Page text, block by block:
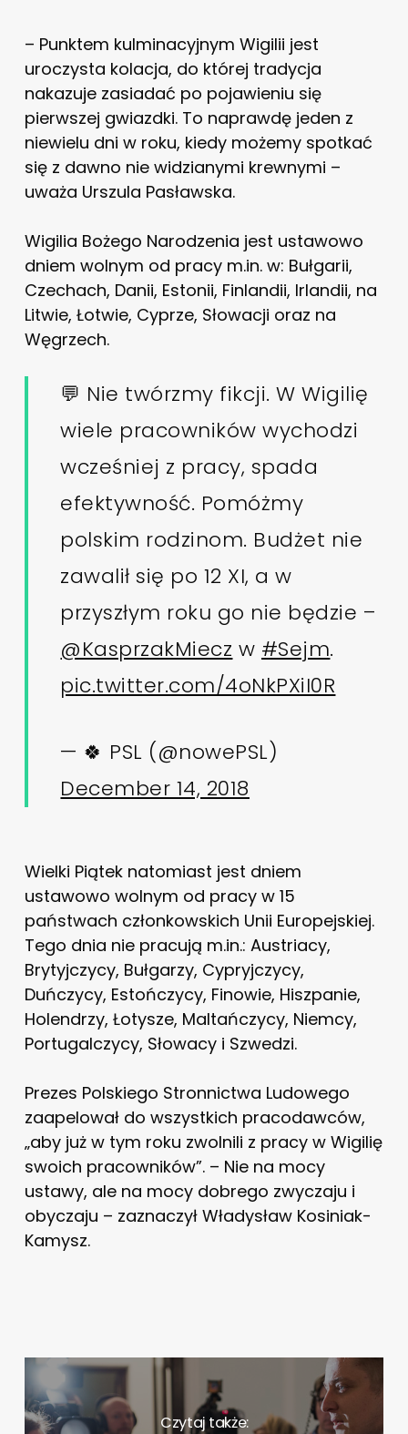
– Punktem kulminacyjnym Wigilii jest
uroczysta kolacja, do której tradycja
nakazuje zasiadać po pojawieniu się
pierwszej gwiazdki. To naprawdę jeden z
niewielu dni w roku, kiedy możemy spotkać
się z dawno nie widzianymi krewnymi –
uważa Urszula Pasławska.
Wigilia Bożego Narodzenia jest ustawowo
dniem wolnym od pracy m.in. w: Bułgarii,
Czechach, Danii, Estonii, Finlandii, Irlandii, na
Litwie, Łotwie, Cyprze, Słowacji oraz na
Węgrzech.
💬 Nie twórzmy fikcji. W Wigilię
wiele pracowników wychodzi
wcześniej z pracy, spada
efektywność. Pomóżmy
polskim rodzinom. Budżet nie
zawalił się po 12 XI, a w
przyszłym roku go nie będzie –
@KasprzakMiecz w #Sejm.
pic.twitter.com/4oNkPXiI0R
— 🍀 PSL (@nowePSL)
December 14, 2018
Wielki Piątek natomiast jest dniem
ustawowo wolnym od pracy w 15
państwach członkowskich Unii Europejskiej.
Tego dnia nie pracują m.in.: Austriacy,
Brytyjczycy, Bułgarzy, Cypryjczycy,
Duńczycy, Estończycy, Finowie, Hiszpanie,
Holendrzy, Łotysze, Maltańczycy, Niemcy,
Portugalczycy, Słowacy i Szwedzi.
Prezes Polskiego Stronnictwa Ludowego
zaapelował do wszystkich pracodawców,
„aby już w tym roku zwolnili z pracy w Wigilię
swoich pracowników”. – Nie na mocy
ustawy, ale na mocy dobrego zwyczaju i
obyczaju – zaznaczył Władysław Kosiniak-
Kamysz.
Czytaj także: